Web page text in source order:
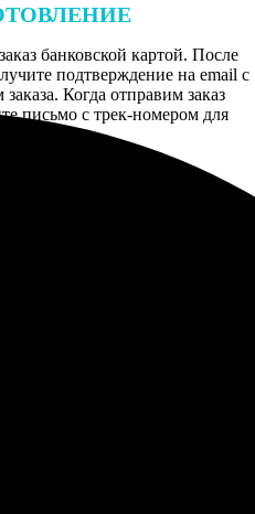
банковской картой. После
подтверждение на email с
Когда отправим заказ
письмо с трек-номером для
Рисунок